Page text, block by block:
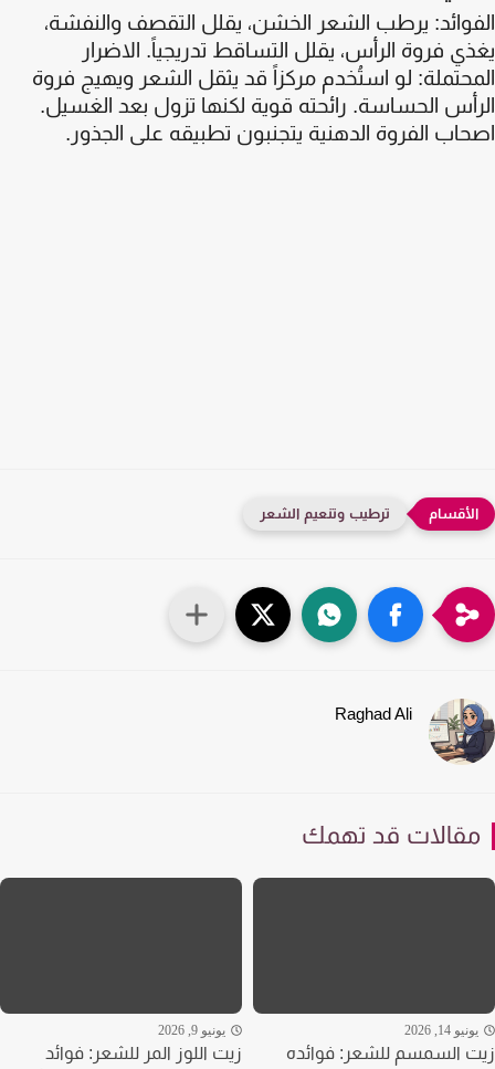
يرطب الشعر الخشن، يقلل التقصف والنفشة،
فروة الرأس، يقلل التساقط تدريجياً. الاضرار
لو استُخدم مركزاً قد يثقل الشعر ويهيج فروة
الحساسة. رائحته قوية لكنها تزول بعد الغسيل.
الفروة الدهنية يتجنبون تطبيقه على الجذور.
ترطيب وتنعيم الشعر
Raghad Ali
قد تهمك
14, 2026
السمسم للشعر: فوائده
يونيو 9, 2026
زيت اللوز المر للشعر: فوائد